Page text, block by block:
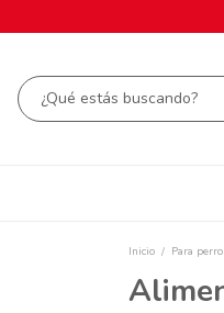
Inicio / Para